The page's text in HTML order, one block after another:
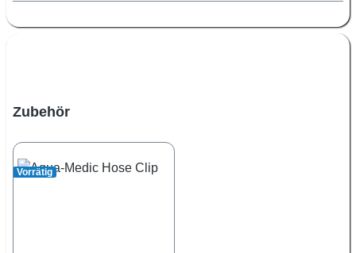
Produktgalerie überspringen
Zubehör
Vorrätig